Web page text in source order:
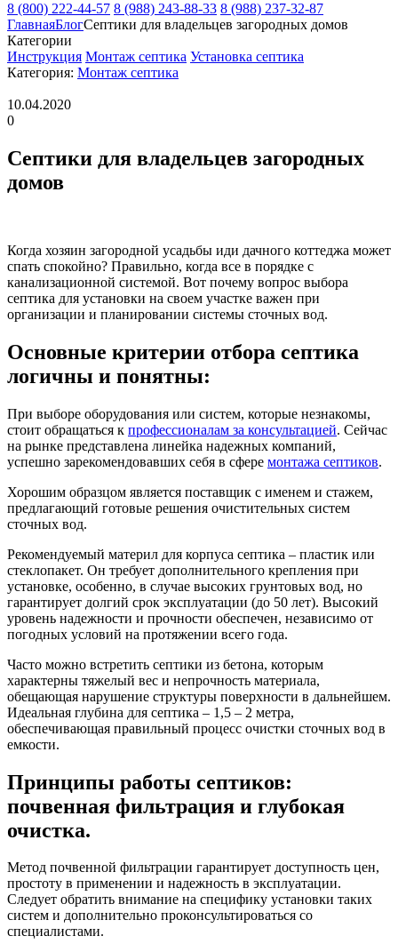
8 (800) 222-44-57 8 (988) 243-88-33 8 (988) 237-32-87
ГлавнаяБлогСептики для владельцев загородных домов
Категории
Инструкция Монтаж септика Установка септика
Категория: Монтаж септика
10.04.2020
0
Септики для владельцев загородных
домов
Когда хозяин загородной усадьбы иди дачного коттеджа может
спать спокойно? Правильно, когда все в порядке с
канализационной системой. Вот почему вопрос выбора
септика для установки на своем участке важен при
организации и планировании системы сточных вод.
Основные критерии отбора септика
логичны и понятны:
При выборе оборудования или систем, которые незнакомы,
стоит обращаться к профессионалам за консультацией. Сейчас
на рынке представлена линейка надежных компаний,
успешно зарекомендовавших себя в сфере монтажа септиков.
Хорошим образцом является поставщик с именем и стажем,
предлагающий готовые решения очистительных систем
сточных вод.
Рекомендуемый материл для корпуса септика – пластик или
стеклопакет. Он требует дополнительного крепления при
установке, особенно, в случае высоких грунтовых вод, но
гарантирует долгий срок эксплуатации (до 50 лет). Высокий
уровень надежности и прочности обеспечен, независимо от
погодных условий на протяжении всего года.
Часто можно встретить септики из бетона, которым
характерны тяжелый вес и непрочность материала,
обещающая нарушение структуры поверхности в дальнейшем.
Идеальная глубина для септика – 1,5 – 2 метра,
обеспечивающая правильный процесс очистки сточных вод в
емкости.
Принципы работы септиков:
почвенная фильтрация и глубокая
очистка.
Метод почвенной фильтрации гарантирует доступность цен,
простоту в применении и надежность в эксплуатации.
Следует обратить внимание на специфику установки таких
систем и дополнительно проконсультироваться со
специалистами.